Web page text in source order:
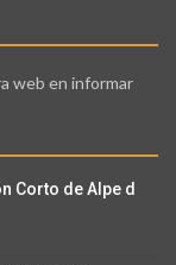
web en informar
Corto de Alpe d